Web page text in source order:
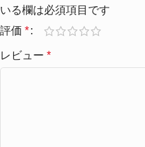
いる欄は必須項目です
評価 *
レビュー *